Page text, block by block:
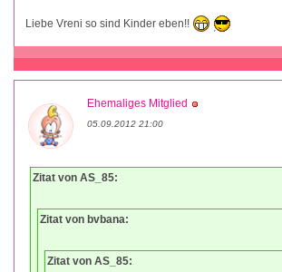
Liebe Vreni so sind Kinder eben!!
Ehemaliges Mitglied
05.09.2012 21:00
Zitat von AS_85:
Zitat von bvbana:
Zitat von AS_85: